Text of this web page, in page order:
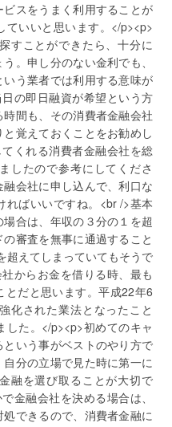
スをうまく利用することが
いいと思います。</p><p>
すことができたら、十分に
。申し分のない金利でも、
う業者では利用する意味が
の即日融資が希望という方
間も、その消費者金融会社
覚えておくことをお勧めし
くれる消費者金融会社を総
したので参考にしてくださ
会社に申し込んで、利口な
ればいいですね。<br />基本
合は、年収の３分の１を超
審査を無事に通過すること
超えてしまっていてもそうで
からお金を借りる時、最も
だと思います。平成22年6
化された業法となったこと
た。</p><p>初めてのキャ
いう事がベストのやり方で
分の立場で見た時に第一に
融を選び取ることが大切で
金融会社を決める場合は、
できるので、消費者金融に